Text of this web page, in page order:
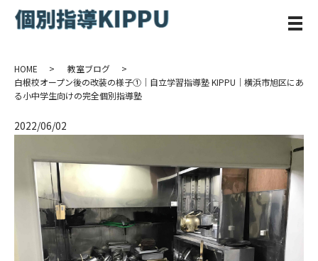
メ
HOME
教室ブログ
白根校オープン後の改装の様子①｜自立学習指導塾 KIPPU｜横浜市旭区にあ
る小中学生向けの完全個別指導塾
2022/06/02